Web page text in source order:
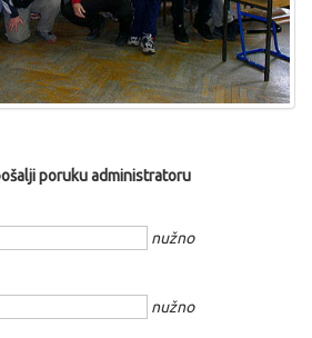
poruku administratoru
nužno
nužno